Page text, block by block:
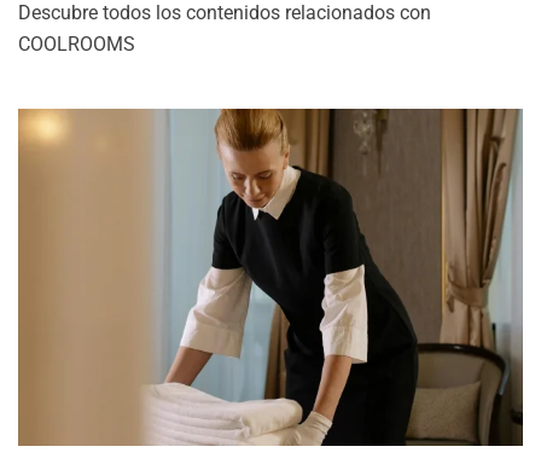
Descubre todos los contenidos relacionados con
COOLROOMS